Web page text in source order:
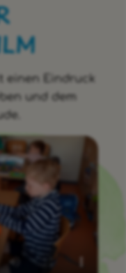
einen Eindruck
und dem